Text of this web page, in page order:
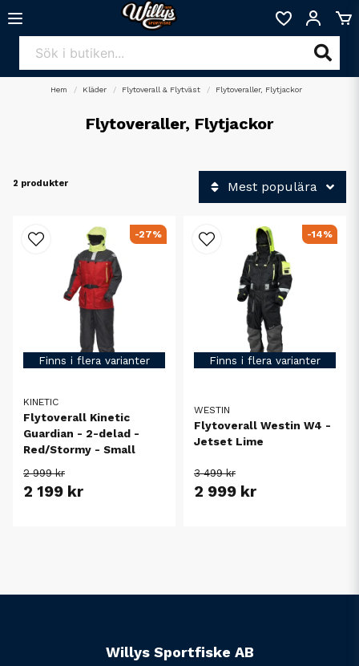
Hem Kläder Flytoverall & Flytväst Flytoveraller, Flytjackor
Flytoveraller, Flytjackor
2 produkter Mest populära
Finns i flera varianter
KINETIC
Flytoverall Kinetic
Guardian - 2-delad -
Red/Stormy - Small
2 999 kr
2 199 kr
-27%
Finns i flera varianter
WESTIN
Flytoverall Westin W4 -
Jetset Lime
3 499 kr
2 999 kr
-14%
Willys Sportfiske AB